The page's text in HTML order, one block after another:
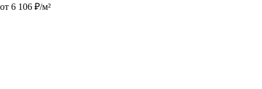
от 6 106 ₽/м²